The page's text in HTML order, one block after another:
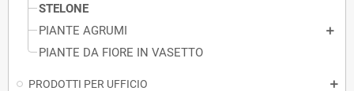
STELONE
PIANTE AGRUMI
PIANTE DA FIORE IN VASETTO
PRODOTTI PER UFFICIO